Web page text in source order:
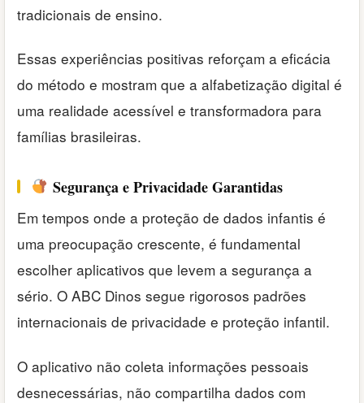
tradicionais de ensino.
Essas experiências positivas reforçam a eficácia
do método e mostram que a alfabetização digital é
uma realidade acessível e transformadora para
famílias brasileiras.
Segurança e Privacidade Garantidas
Em tempos onde a proteção de dados infantis é
uma preocupação crescente, é fundamental
escolher aplicativos que levem a segurança a
sério. O ABC Dinos segue rigorosos padrões
internacionais de privacidade e proteção infantil.
O aplicativo não coleta informações pessoais
desnecessárias, não compartilha dados com